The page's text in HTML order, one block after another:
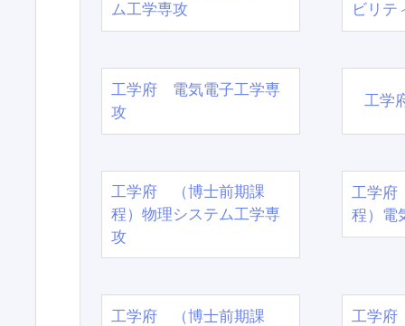
ム工学専攻
ビリテ
工学府 電気電子工学専
攻
工学
工学府 （博士前期課
程）物理システム工学専
攻
工学
程）電
工学府 （博士前期課
工学